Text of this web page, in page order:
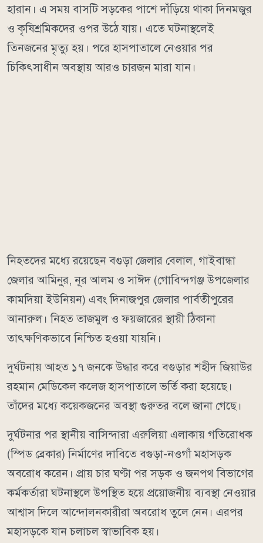
হারান। এ সময় বাসটি সড়কের পাশে দাঁড়িয়ে থাকা দিনমজুর
ও কৃষিশ্রমিকদের ওপর উঠে যায়। এতে ঘটনাস্থলেই
তিনজনের মৃত্যু হয়। পরে হাসপাতালে নেওয়ার পর
চিকিৎসাধীন অবস্থায় আরও চারজন মারা যান।
নিহতদের মধ্যে রয়েছেন বগুড়া জেলার বেলাল, গাইবান্ধা
জেলার আমিনুর, নূর আলম ও সাঈদ (গোবিন্দগঞ্জ উপজেলার
কামদিয়া ইউনিয়ন) এবং দিনাজপুর জেলার পার্বতীপুরের
আনারুল। নিহত তাজমুল ও ফয়জারের স্থায়ী ঠিকানা
তাৎক্ষণিকভাবে নিশ্চিত হওয়া যায়নি।
দুর্ঘটনায় আহত ১৭ জনকে উদ্ধার করে বগুড়ার শহীদ জিয়াউর
রহমান মেডিকেল কলেজ হাসপাতালে ভর্তি করা হয়েছে।
তাঁদের মধ্যে কয়েকজনের অবস্থা গুরুতর বলে জানা গেছে।
দুর্ঘটনার পর স্থানীয় বাসিন্দারা এরুলিয়া এলাকায় গতিরোধক
(স্পিড ব্রেকার) নির্মাণের দাবিতে বগুড়া-নওগাঁ মহাসড়ক
অবরোধ করেন। প্রায় চার ঘণ্টা পর সড়ক ও জনপথ বিভাগের
কর্মকর্তারা ঘটনাস্থলে উপস্থিত হয়ে প্রয়োজনীয় ব্যবস্থা নেওয়ার
আশ্বাস দিলে আন্দোলনকারীরা অবরোধ তুলে নেন। এরপর
মহাসড়কে যান চলাচল স্বাভাবিক হয়।